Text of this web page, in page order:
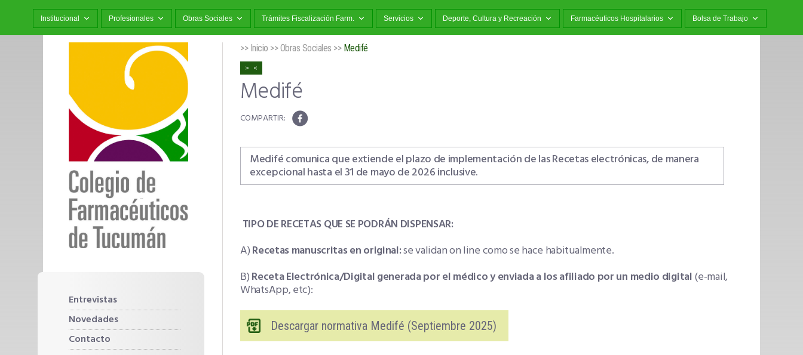
Institucional Profesionales Obras Sociales Trámites Fiscalización Farm. Servicios Deporte, Cultura y Recreación Farmacéuticos Hospitalarios Bolsa de Trabajo
Entrevistas
Novedades
Contacto
>> Inicio >>Obras Sociales >> Medifé
Medifé
Medifé comunica que extiende el plazo de implementación de las Recetas electrónicas, de manera
excepcional hasta el 31 de mayo de 2026 inclusive.
TIPO DE RECETAS QUE SE PODRÁN DISPENSAR:
A)Recetas manuscritas en original:se validan on line como se hace habitualmente.
B)Receta Electrónica/Digital generada por el médico y enviada a los afiliado por un medio digital(e-mail,
WhatsApp, etc):
Descargar normativa Medifé (Septiembre 2025)